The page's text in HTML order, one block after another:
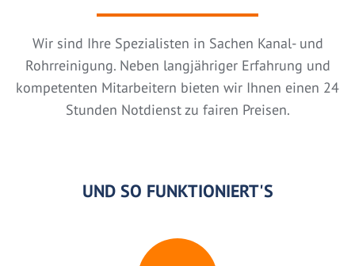
Wir sind Ihre Spezialisten in Sachen Kanal- und
Rohrreinigung. Neben langjähriger Erfahrung und
kompetenten Mitarbeitern bieten wir Ihnen einen 24
Stunden Notdienst zu fairen Preisen.
UND SO FUNKTIONIERT'S